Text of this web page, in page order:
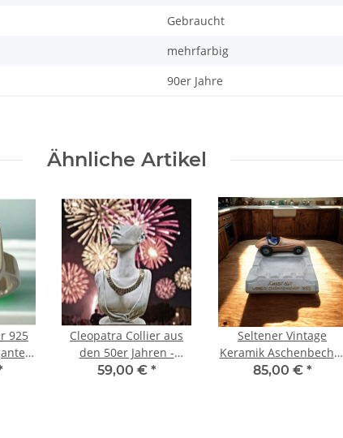
Gebraucht
mehrfarbig
90er Jahre
Ähnliche Artikel
925
Cleopatra Collier aus
den 50er Jahren -
neuwertig
59,00 € *
Seltener Vintage
Keramik Aschenbecher
mit Formel-1
85,00 € *